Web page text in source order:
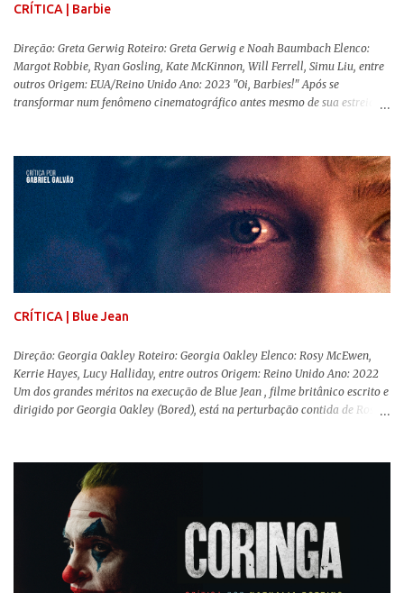
CRÍTICA | Barbie
Direção: Greta Gerwig Roteiro: Greta Gerwig e Noah Baumbach Elenco:
Margot Robbie, Ryan Gosling, Kate McKinnon, Will Ferrell, Simu Liu, entre
outros Origem: EUA/Reino Unido Ano: 2023 "Oi, Barbies!" Após se
transformar num fenômeno cinematográfico antes mesmo de sua estreia,
lançamento, posso afirmar que o longa, dirigido por Greta Gerwig (
Adoráveis Mulheres ) prometeu tudo e entregou mais ainda, se provando o
filme do ano até aqui. Repleto de criatividade, humor e sem medo de não se
levar a sério, a produção aborda temas complexos com críticas potentes. Já
conhecida por sua filmografia feminista, Gerwig traz uma reflexão de
como a Barbie se encaixa no mundo moderno, desenvolvendo a
importância e o impacto, positivo ou negativo, da boneca na vida das
pessoas. Isso tudo com um sentimento de nostalgia multigeracional. Na
CRÍTICA | Blue Jean
Direção: Georgia Oakley Roteiro: Georgia Oakley Elenco: Rosy McEwen,
Kerrie Hayes, Lucy Halliday, entre outros Origem: Reino Unido Ano: 2022
Um dos grandes méritos na execução de Blue Jean , filme britânico escrito e
dirigido por Georgia Oakley (Bored), está na perturbação contida de Rosy
movimentos e falas, equilibrada numa frágil neutralidade entre seu
trabalho e seus afetos, passando noites bebendo e jogando sinuca com seu
grupo de amigas lésbicas e sua amante. É imperativo para ela que ambos
os mundos não se cruzem de modo algum, pois o período histórico no qual
a história se passa - 1988 na Inglaterra - é de um contexto profundamente
conservador e hostil a pessoas queer. Com o governo liderado pela então
primeira-ministra Margaret Tatcher usando recursos supostamente
constitucionais para mobilizar campanhas agressivas ao modo de vida